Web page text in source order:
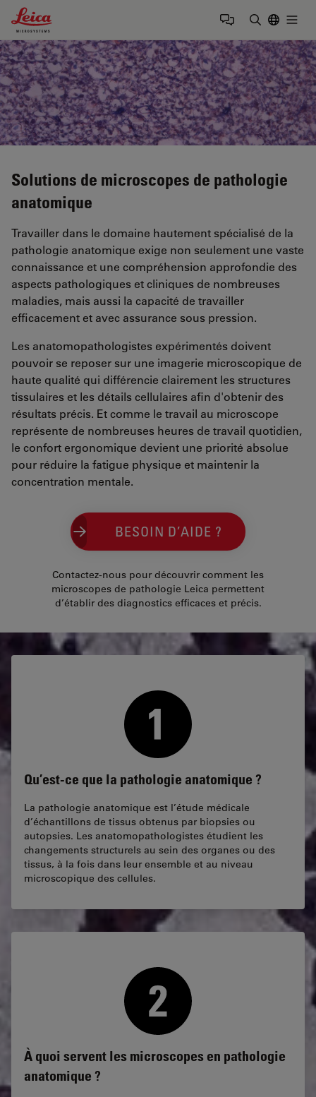
Leica Microsystems Logo
Solutions de microscopes de pathologie
anatomique
Travailler dans le domaine hautement spécialisé de la
pathologie anatomique exige non seulement une vaste
connaissance et une compréhension approfondie des
aspects pathologiques et cliniques de nombreuses
maladies, mais aussi la capacité de travailler
efficacement et avec assurance sous pression.
Les anatomopathologistes expérimentés doivent
pouvoir se reposer sur une imagerie microscopique de
haute qualité qui différencie clairement les structures
tissulaires et les détails cellulaires afin d'obtenir des
résultats précis. Et comme le travail au microscope
représente de nombreuses heures de travail quotidien,
le confort ergonomique devient une priorité absolue
pour réduire la fatigue physique et maintenir la
concentration mentale.
BESOIN D’AIDE ?
Contactez-nous pour découvrir comment les
microscopes de pathologie Leica permettent
d’établir des diagnostics efficaces et précis.
Qu’est-ce que la pathologie anatomique ?
La pathologie anatomique est l’étude médicale
d’échantillons de tissus obtenus par biopsies ou
autopsies. Les anatomopathologistes étudient les
changements structurels au sein des organes ou des
tissus, à la fois dans leur ensemble et au niveau
microscopique des cellules.
À quoi servent les microscopes en pathologie
anatomique ?